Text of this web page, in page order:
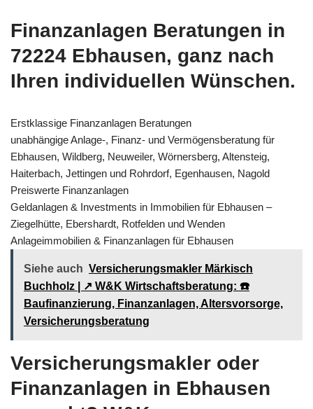
Finanzanlagen Beratungen in
72224 Ebhausen, ganz nach
Ihren individuellen Wünschen.
Erstklassige Finanzanlagen Beratungen
unabhängige Anlage-, Finanz- und Vermögensberatung für
Ebhausen, Wildberg, Neuweiler, Wörnersberg, Altensteig,
Haiterbach, Jettingen und Rohrdorf, Egenhausen, Nagold
Preiswerte Finanzanlagen
Geldanlagen & Investments in Immobilien für Ebhausen –
Ziegelhütte, Ebershardt, Rotfelden und Wenden
Anlageimmobilien & Finanzanlagen für Ebhausen
Siehe auch Versicherungsmakler Märkisch
Buchholz | ↗️ W&K Wirtschaftsberatung: ☎️
Baufinanzierung, Finanzanlagen, Altersvorsorge,
Versicherungsberatung
Versicherungsmakler oder
Finanzanlagen in Ebhausen